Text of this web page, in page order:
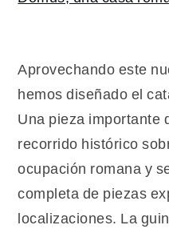
Aprovechando este
hemos diseñado el
Una pieza importante
recorrido histórico
ocupación romana y
completa de piezas
localizaciones. La